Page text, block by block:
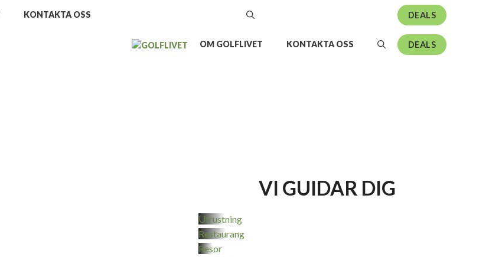
KONTAKTA OSS DEALS
OM GOLFLIVET KONTAKTA OSS DEALS
VI GUIDAR DIG
Utrustning
Restaurang
Resor